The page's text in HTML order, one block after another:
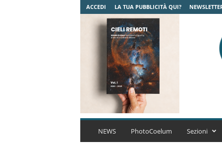
ACCEDI LA TUA PUBBLICITÀ QUI?
C
NEWS PhotoCoelum Sezioni